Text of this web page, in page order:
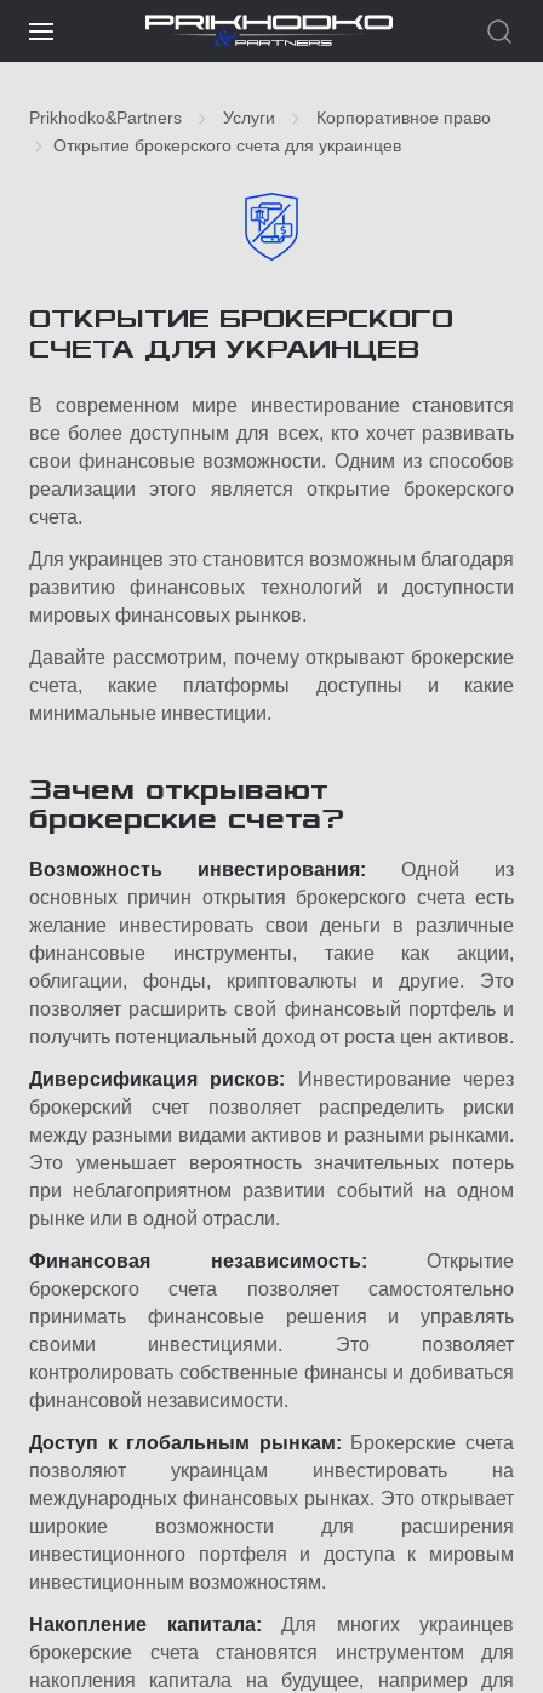
Prikhodko&Partners Услуги
Корпоративное право
Открытие брокерского счета для украинцев
ОТКРЫТИЕ БРОКЕРСКОГО
СЧЕТА ДЛЯ УКРАИНЦЕВ
В современном мире инвестирование становится
все более доступным для всех, кто хочет развивать
свои финансовые возможности. Одним из способов
реализации этого является открытие брокерского
счета.
Для украинцев это становится возможным благодаря
развитию финансовых технологий и доступности
мировых финансовых рынков.
Давайте рассмотрим, почему открывают брокерские
счета, какие платформы доступны и какие
минимальные инвестиции.
Зачем открывают
брокерские счета?
Возможность инвестирования: Одной из
основных причин открытия брокерского счета есть
желание инвестировать свои деньги в различные
финансовые инструменты, такие как акции,
облигации, фонды, криптовалюты и другие. Это
позволяет расширить свой финансовый портфель и
получить потенциальный доход от роста цен активов.
Диверсификация рисков:
Инвестирование через
брокерский счет позволяет распределить риски
между разными видами активов и разными рынками.
Это уменьшает вероятность значительных потерь
при неблагоприятном развитии событий на одном
рынке или в одной отрасли.
Финансовая независимость: Открытие
брокерского счета позволяет самостоятельно
принимать финансовые решения и управлять
своими инвестициями. Это позволяет
контролировать собственные финансы и добиваться
финансовой независимости.
Доступ к глобальным рынкам: Брокерские счета
позволяют украинцам инвестировать на
международных финансовых рынках. Это открывает
широкие возможности для расширения
инвестиционного портфеля и доступа к мировым
инвестиционным возможностям.
Накопление капитала: Для многих украинцев
брокерские счета становятся инструментом для
накопления капитала на будущее, например для